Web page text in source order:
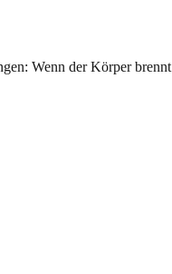
Wenn der Körper brennt